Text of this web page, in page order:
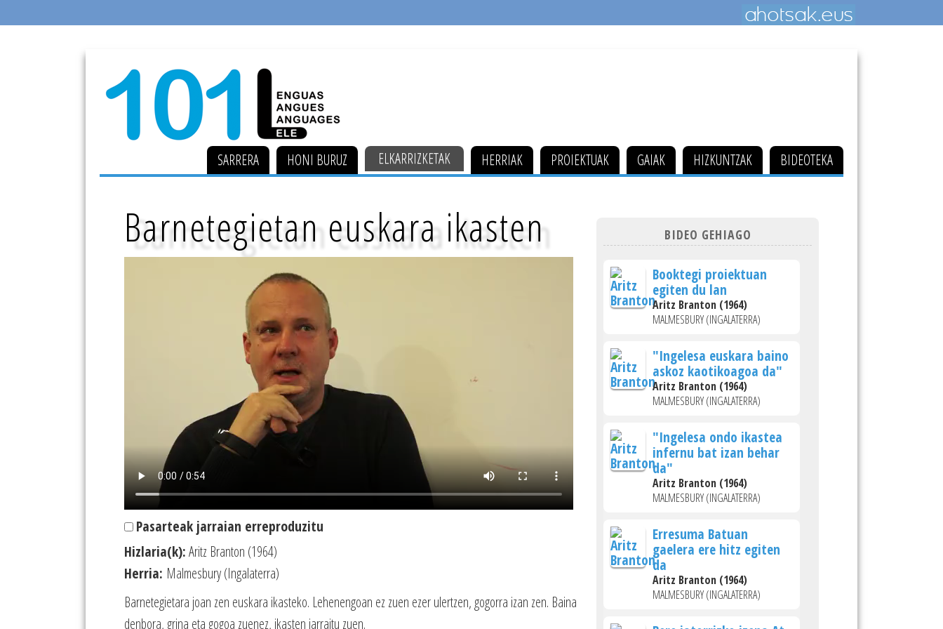
SARRERA HONI BURUZ ELKARRIZKETAK HERRIAK PROIEKTUAK GAIAK HIZKUNTZAK BIDEOTEKA
Barnetegietan euskara ikasten
Pasarteak jarraian erreproduzitu
Hizlaria(k):Aritz Branton (1964)
Herria: Malmesbury (Ingalaterra)
Barnetegietara joan zen euskara ikasteko. Lehenengoan ez zuen ezer ulertzen, gogorra izan zen. Baina
denbora, grina eta gogoa zuenez, ikasten jarraitu zuen.
BIDEO GEHIAGO
Booktegi proiektuan
egiten du lan
Aritz Branton (1964)
MALMESBURY (INGALATERRA)
"Ingelesa euskara baino
askoz kaotikoagoa da"
Aritz Branton (1964)
MALMESBURY (INGALATERRA)
"Ingelesa ondo ikastea
infernu bat izan behar
da"
Aritz Branton (1964)
MALMESBURY (INGALATERRA)
Erresuma Batuan
gaelera ere hitz egiten
da
Aritz Branton (1964)
MALMESBURY (INGALATERRA)